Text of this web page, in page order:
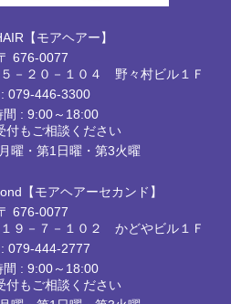
【モアヘアー】
676-0077
－２０－１０４ 野々村ビル１Ｆ
079-446-3300
間 : 9:00～18:00
付もご相談ください
曜・第1日曜・第3火曜
【モアヘアーセカンド】
676-0077
９－７－１０２ かどやビル１Ｆ
079-444-2777
間 : 9:00～18:00
付もご相談ください